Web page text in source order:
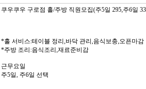
쿠우쿠우 구로점 홀/주방 직원모집(주5일 295,주6일
*홀 서비스:테이블 정리,바닥 관리,음식보충,오픈마감
*주방 조리:음식조리,재료준비감
근무요일
주5일, 주6일 선택